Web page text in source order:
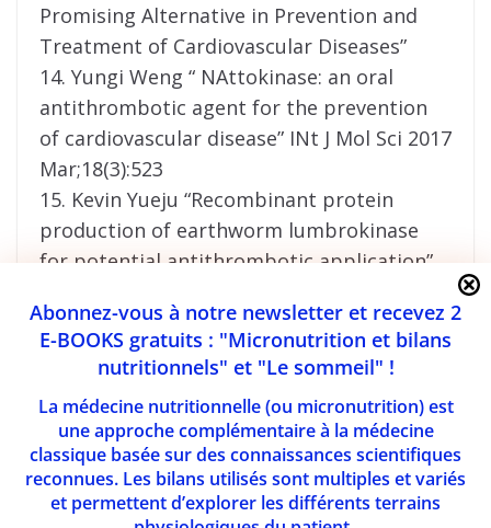
Promising Alternative in Prevention and
Treatment of Cardiovascular Diseases”
14. Yungi Weng “ NAttokinase: an oral
antithrombotic agent for the prevention
of cardiovascular disease” INt J Mol Sci 2017
Mar;18(3):523
15. Kevin Yueju “Recombinant protein
production of earthworm lumbrokinase
for potential antithrombotic application”
2013
16. Cao, Yong-Jun et al. “Oral fibrinogen-
depleting agent lumbrokinase for
secondary ischemic stroke prevention:
results from a multicenter, randomized,
parallel-group and controlled clinical trial.”
Chinese medical journal vol. 126,21 (2013):
Abonnez-vous à notre newsletter et recevez 2
E-BOOKS gratuits : "Micronutrition et bilans
nutritionnels" et "Le sommeil" !
La médecine nutritionnelle (ou micronutrition) est
une approche complémentaire à la médecine
classique basée sur des connaissances scientifiques
reconnues. Les bilans utilisés sont multiples et variés
et permettent d’explorer les différents terrains